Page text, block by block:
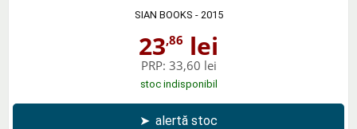
SIAN BOOKS - 2015
23,86 lei
PRP: 33,60 lei
stoc indisponibil
➤ alertă stoc